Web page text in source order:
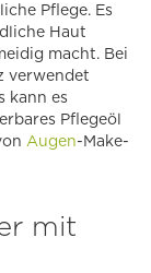
Pflege. Es
Haut
macht. Bei
verwendet
kann es
Pflegeöl
Augen-Make-
mit